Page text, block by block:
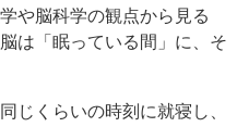
や脳科学の観点から見る
は「眠っている間」に、そ
じくらいの時刻に就寝し、